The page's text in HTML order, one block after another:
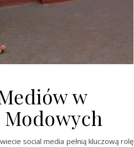
w
social media pełnią kluczową rolę